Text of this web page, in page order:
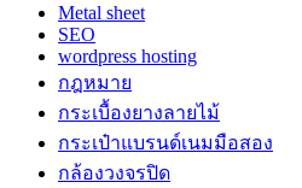
Metal sheet
SEO
wordpress hosting
กฎหมาย
กระเบื้องยางลายไม้
กระเป๋าแบรนด์เนมมือสอง
กล้องวงจรปิด